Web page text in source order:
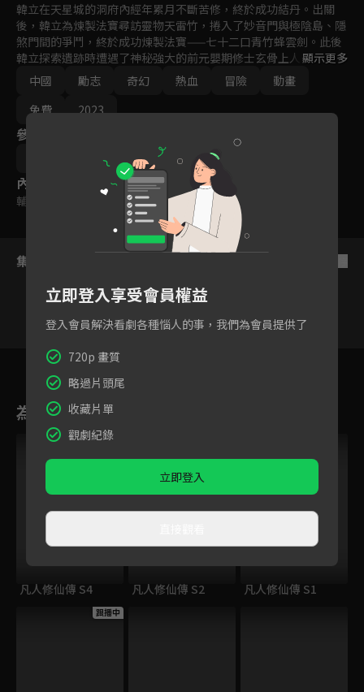
韓立在天星城的洞府內經年累月不斷苦修，終於成功結丹。出關
後，韓立為煉製法寶尋訪靈物天雷竹，捲入了妙音門與極陰島、隱
煞門間的爭鬥，終於成功煉製法寶——七十二口青竹蜂雲劍。此後
韓立探索遺跡時遭遇了神秘強大的前元嬰期修士玄骨上人，並聽到
了虛天殿的傳說。上古遺跡虛天殿每三百年開啟一次，唯有持有
「虛天殘圖」方能尋到位置。韓立意識到此前得到的某張地圖極有
可能是虛天殘圖之一，於是打定主意去虛天殿尋找機緣。
顯示更多
中國
勵志 奇幻 熱血 冒險
動畫
免費
2023
參與演員
林宇昂
內容標籤
輔導十五歲級
集數列表
75 76
為您推薦
凡人修仙傳 S4 凡人修仙傳 S2 凡人修仙傳 S1
跟播中
立即登入享受會員權益
登入會員解決看劇各種惱人的事，我們為會員提供了
720p 畫質
略過片頭尾
收藏片單
觀劇紀錄
立即登入